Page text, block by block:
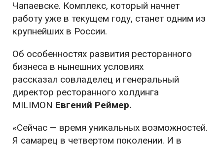
Чапаевске. Комплекс, который начнет
работу уже в текущем году, станет одним из
крупнейших в России.
Об особенностях развития ресторанного
бизнеса в нынешних условиях
рассказал совладелец и генеральный
директор ресторанного холдинга
MILIMON Евгений Реймер.
«Сейчас — время уникальных возможностей.
Я самарец в четвертом поколении. И в